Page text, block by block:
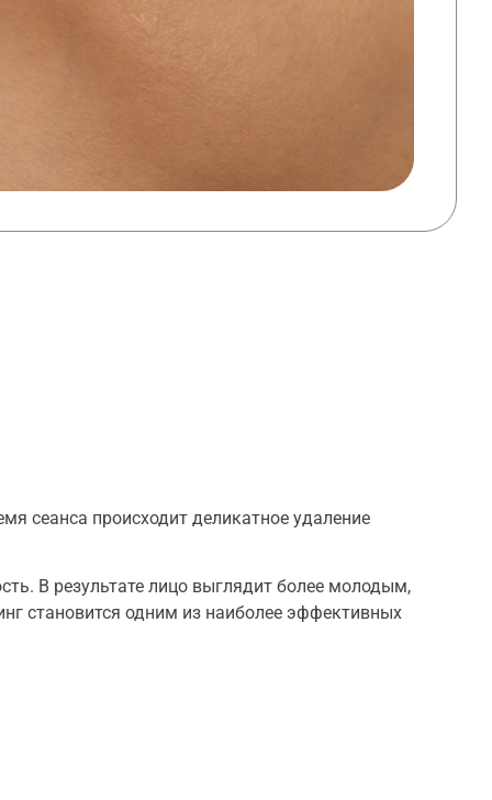
сеанса происходит деликатное удаление
В результате лицо выглядит более молодым,
становится одним из наиболее эффективных